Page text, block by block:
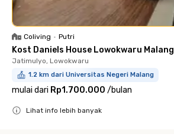
Coliving • Putri
Kost Daniels House Lowokwaru Malang
Jatimulyo, Lowokwaru
1.2 km dari Universitas Negeri Malang
mulai dari Rp1.700.000 /bulan
Lihat info lebih banyak